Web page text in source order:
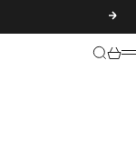
BUSCAR